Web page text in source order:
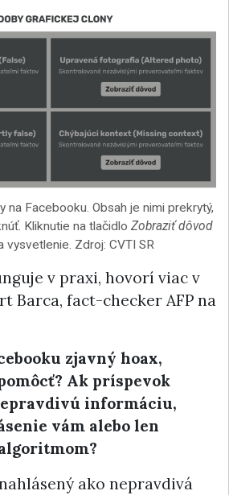
na Facebooku. Obsah je nimi prekrytý,
Kliknutie na tlačidlo Zobraziť dôvod
Zdroj: CVTI SR
v praxi, hovorí viac v
Barca, fact-checker AFP na
zjavný hoax,
Ak príspevok
informáciu,
vám alebo len
ako nepravdivá